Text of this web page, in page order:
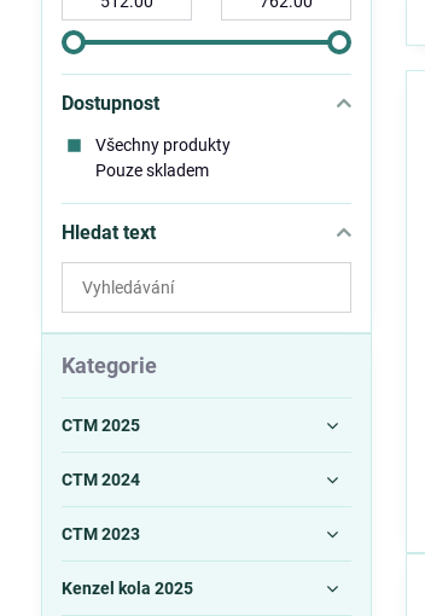
Dostupnost
Všechny produkty
Pouze skladem
Hledat text
Prohledat
výsledky
filtru
fulltextem
Kategorie
CTM 2025
CTM 2024
CTM 2023
Kenzel kola 2025